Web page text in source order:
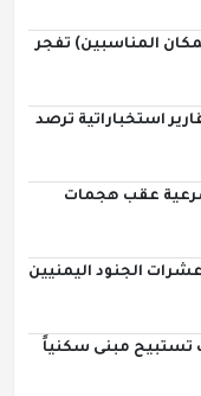
المناسبين) تفجر
استخباراتية ترصد
عقب هجمات
الجنود اليمنيين
تستبيح مبنى سكنياً